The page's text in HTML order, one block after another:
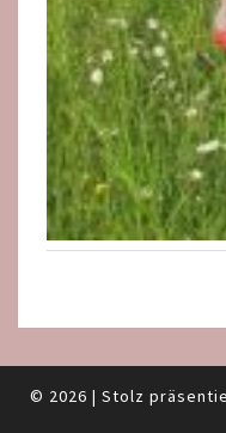
© 2026 | Stolz